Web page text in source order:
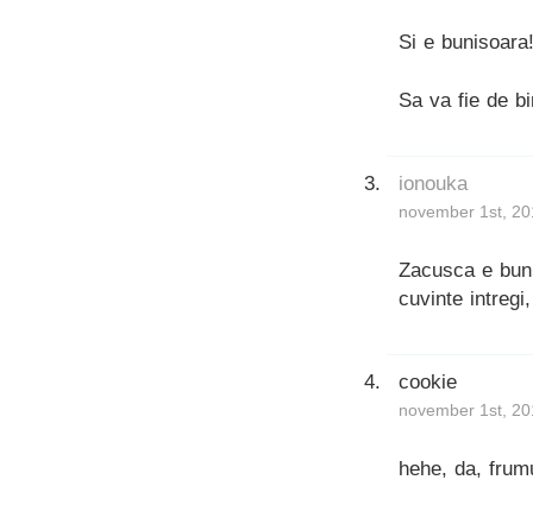
Si e bunisoara!
Sa va fie de
ionouka
november 1st,
Zacusca e
cuvinte
cookie
november 1st,
hehe, da,